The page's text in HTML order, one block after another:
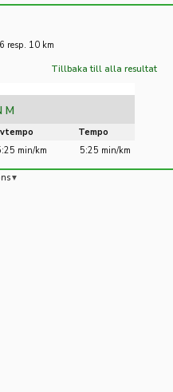
resp. 10 km
Tillbaka till alla resultat
M
Tempo
min/km 5:25 min/km